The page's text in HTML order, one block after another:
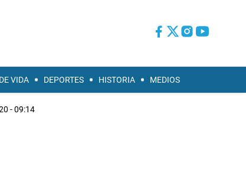
VIDA DEPORTES HISTORIA MEDIOS
- 09:14